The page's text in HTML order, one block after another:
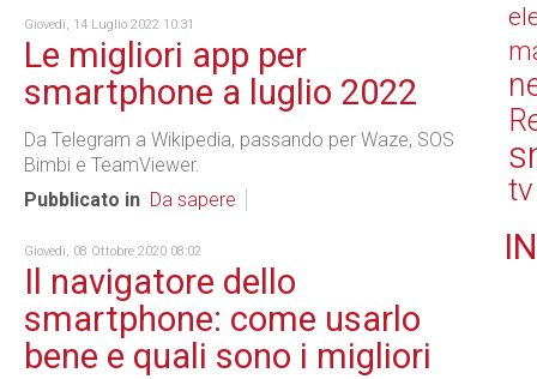
Giovedì, 14 Luglio 2022 10:31
Le migliori app per
smartphone a luglio 2022
Da Telegram a Wikipedia, passando per Waze, SOS
Bimbi e TeamViewer.
Pubblicato in Da sapere
Giovedì, 08 Ottobre 2020 08:02
Il navigatore dello
smartphone: come usarlo
bene e quali sono i migliori
tv
IN